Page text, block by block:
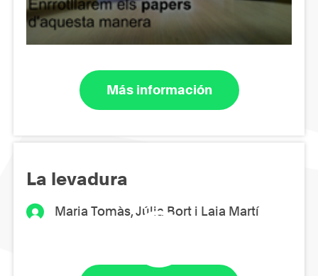
Más información
La levadura
Maria Tomàs, Júlia Bort i Laia Martí